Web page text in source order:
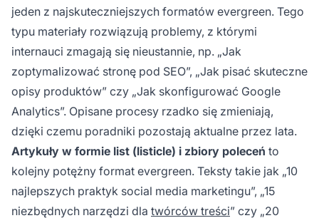
jeden z najskuteczniejszych formatów evergreen. Tego
typu materiały rozwiązują problemy, z którymi
internauci zmagają się nieustannie, np. „Jak
zoptymalizować stronę pod SEO”, „Jak pisać skuteczne
opisy produktów” czy „Jak skonfigurować Google
Analytics”. Opisane procesy rzadko się zmieniają,
dzięki czemu poradniki pozostają aktualne przez lata.
Artykuły w formie list (listicle) i zbiory poleceń to
kolejny potężny format evergreen. Teksty takie jak „10
najlepszych praktyk social media marketingu”, „15
niezbędnych narzędzi dla twórców treści” czy „20